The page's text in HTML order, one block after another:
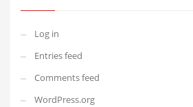
Log in
Entries feed
Comments feed
WordPress.org